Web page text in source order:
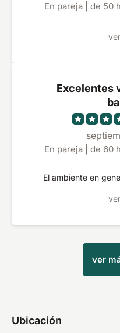
En pareja | de 50
Excelentes
En pareja | de 60
El ambiente en
ver
Ubicación